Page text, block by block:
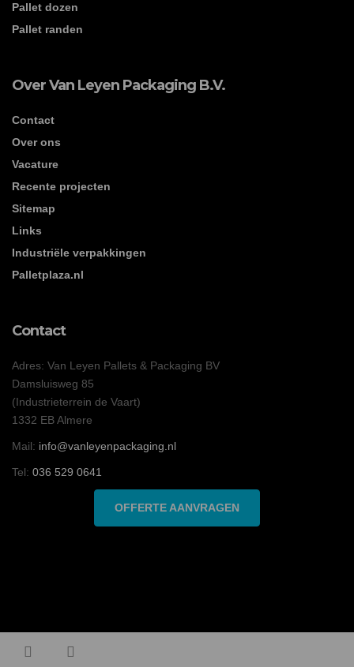
Pallet dozen
Pallet randen
Over Van Leyen Packaging B.V.
Contact
Over ons
Vacature
Recente projecten
Sitemap
Links
Industriële verpakkingen
Palletplaza.nl
Contact
Adres: Van Leyen Pallets & Packaging BV
Damsluisweg 85
(Industrieterrein de Vaart)
1332 EB Almere
Mail: info@vanleyenpackaging.nl
Tel: 036 529 0641
OFFERTE AANVRAGEN